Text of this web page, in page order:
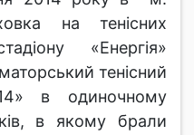
на тенісних
«Енергія»
тенісний
в одиночному
в якому брали